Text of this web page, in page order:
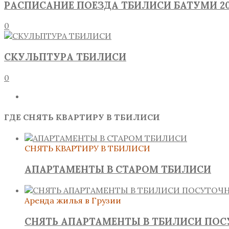
РАСПИСАНИЕ ПОЕЗДА ТБИЛИСИ БАТУМИ
0
СКУЛЬПТУРА ТБИЛИСИ
0
ГДЕ СНЯТЬ КВАРТИРУ В ТБИЛИСИ
СНЯТЬ КВАРТИРУ В ТБИЛИСИ
АПАРТАМЕНТЫ В СТАРОМ ТБИЛИСИ
Аренда жилья в Грузии
СНЯТЬ АПАРТАМЕНТЫ В ТБИЛИСИ